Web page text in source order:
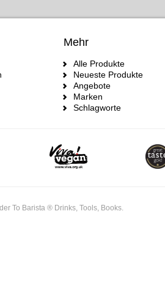
Mehr
Alle Produkte
Neueste Produkte
Angebote
Marken
Schlagworte
To Barista ® Drinks, Tools, Books.